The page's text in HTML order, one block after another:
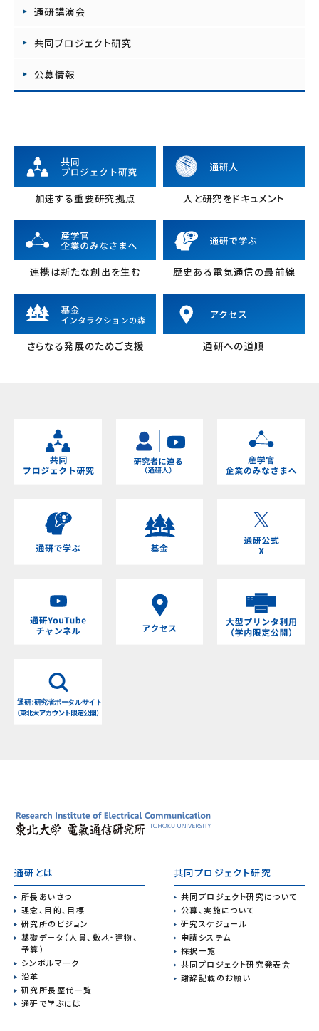
通研講演会
共同プロジェクト研究
公募情報
加速する重要研究拠点 人と研究をドキュメント
連携は新たな創出を生む 歴史ある電気通信の最前線
さらなる発展のためご支援 通研への道順
通研とは
所長あいさつ
理念、目的、目標
研究所のビジョン
基礎データ（人員、敷地・建物、
予算）
シンボルマーク
沿革
研究所長歴代一覧
通研で学ぶには
共同プロジェクト研究
共同プロジェクト研究について
公募、実施について
研究スケジュール
申請システム
採択一覧
共同プロジェクト研究発表会
謝辞記載のお願い